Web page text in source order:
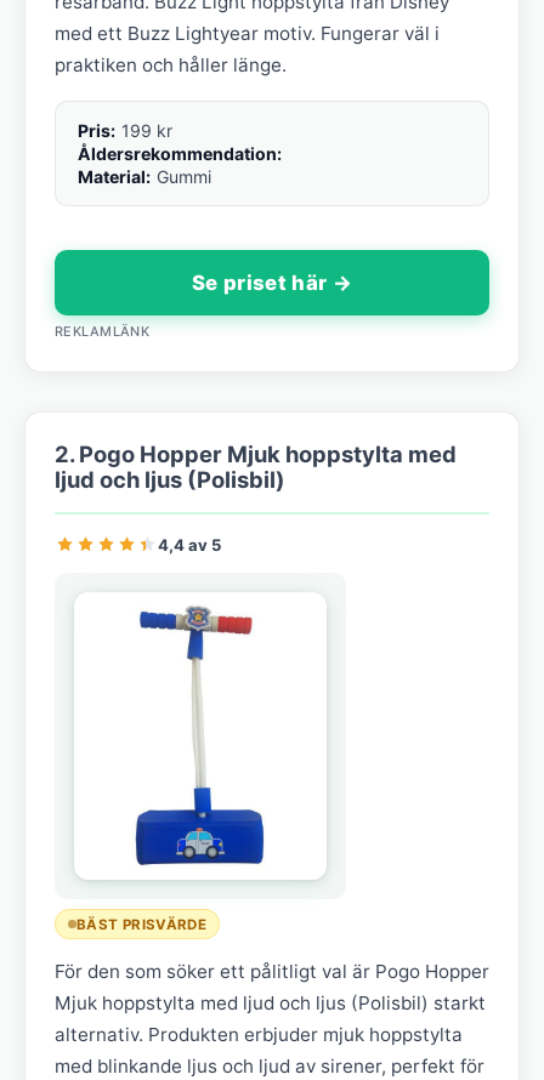
med ett Buzz Lightyear motiv. Fungerar väl i
praktiken och håller länge.
Pris: 199 kr
Åldersrekommendation:
Material: Gummi
Se priset här →
REKLAMLÄNK
2. Pogo Hopper Mjuk hoppstylta med
ljud och ljus (Polisbil)
4,4 av 5
BÄST PRISVÄRDE
För den som söker ett pålitligt val är Pogo Hopper
Mjuk hoppstylta med ljud och ljus (Polisbil) starkt
alternativ. Produkten erbjuder mjuk hoppstylta
med blinkande ljus och ljud av sirener, perfekt för